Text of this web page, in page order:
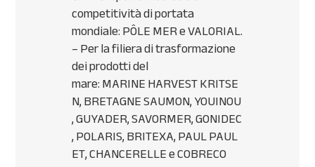
competitività di portata
mondiale: PÔLEMEReVALORIAL.
– Per la filiera di trasformazione
dei prodotti del
mare:MARINEHARVESTKRITSE
N,BRETAGNESAUMON,YOUINOU
,GUYADER,SAVORMER,GONIDEC
,POLARIS,BRITEXA,PAULPAUL
ET,CHANCERELLEeCOBRECO